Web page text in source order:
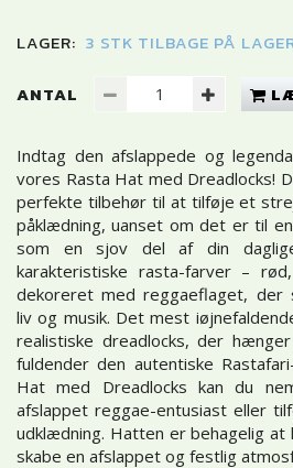
LAGER: 3 STK TILBAGE PÅ
ANTAL
Indtag den afslappede og
vores Rasta Hat med Dreadlocks!
perfekte tilbehør til at tilføje et
påklædning, uanset om det er til
som en sjov del af din
karakteristiske rasta-farver –
dekoreret med reggaeflaget, der
liv og musik. Det mest
realistiske dreadlocks, der
fuldender den autentiske
Hat med Dreadlocks kan du
afslappet reggae-entusiast eller
udklædning. Hatten er behagelig
skabe en afslappet og festlig